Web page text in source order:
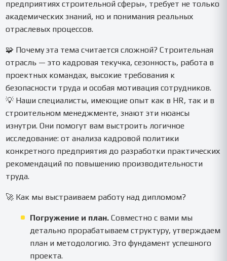
предприятиях строительной сферы», требует не только
академических знаний, но и понимания реальных
отраслевых процессов.
🧩 Почему эта тема считается сложной? Строительная
отрасль — это кадровая текучка, сезонность, работа в
проектных командах, высокие требования к
безопасности труда и особая мотивация сотрудников.
💡 Наши специалисты, имеющие опыт как в HR, так и в
строительном менеджменте, знают эти нюансы
изнутри. Они помогут вам выстроить логичное
исследование: от анализа кадровой политики
конкретного предприятия до разработки практических
рекомендаций по повышению производительности
труда.
🚀 Как мы выстраиваем работу над дипломом?
Погружение и план. Совместно с вами мы
детально прорабатываем структуру, утверждаем
план и методологию. Это фундамент успешного
проекта.